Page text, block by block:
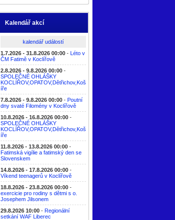
Kalendář akcí
kalendář událostí
1.7.2026 - 31.8.2026 00:00- Léto v
ČM Fatimě v Koclířově
2.8.2026 - 9.8.2026 00:00-
SPOLEČNÉ OHLÁŠKY
KOCLÍŘOV,OPATOV,Dětřichov,Koš
íře
7.8.2026 - 9.8.2026 00:00- Poutní
dny svaté Filomény v Koclířově
10.8.2026 - 16.8.2026 00:00-
SPOLEČNÉ OHLÁŠKY
KOCLÍŘOV,OPATOV,Dětřichov,Koš
íře
11.8.2026 - 13.8.2026 00:00-
Fatimská vigílie a fatimský den se
Slovenskem
14.8.2026 - 17.8.2026 00:00-
Víkend teenagerů v Koclířově
18.8.2026 - 23.8.2026 00:00-
exercicie pro rodiny s dětmi s o.
Josephem Jilsonem
29.8.2026 10:00- Regionální
setkání WAF Liberec